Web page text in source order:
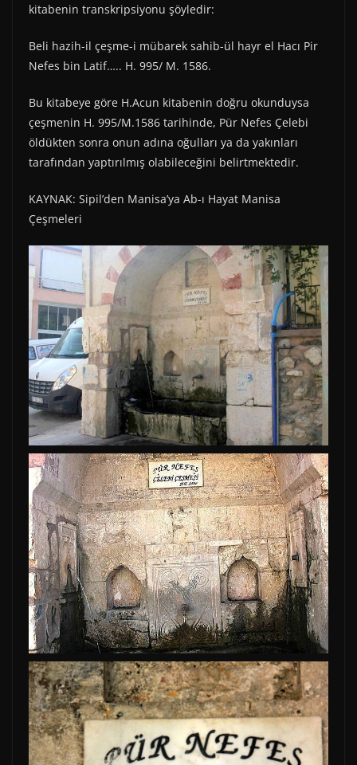
kitabenin transkripsiyonu şöyledir:
Beli hazih-il çeşme-i mübarek sahib-ül hayr el Hacı Pir
Nefes bin Latif….. H. 995/ M. 1586.
Bu kitabeye göre H.Acun kitabenin doğru okunduysa
çeşmenin H. 995/M.1586 tarihinde, Pür Nefes Çelebi
öldükten sonra onun adına oğulları ya da yakınları
tarafından yaptırılmış olabileceğini belirtmektedir.
KAYNAK: Sipil’den Manisa’ya Ab-ı Hayat Manisa
Çeşmeleri